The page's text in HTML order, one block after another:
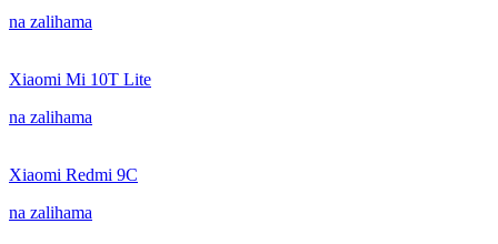
na zalihama
Xiaomi Mi 10T Lite
na zalihama
Xiaomi Redmi 9C
na zalihama